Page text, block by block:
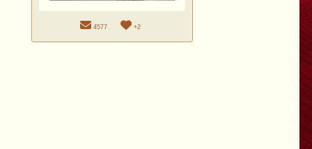
4577 +2